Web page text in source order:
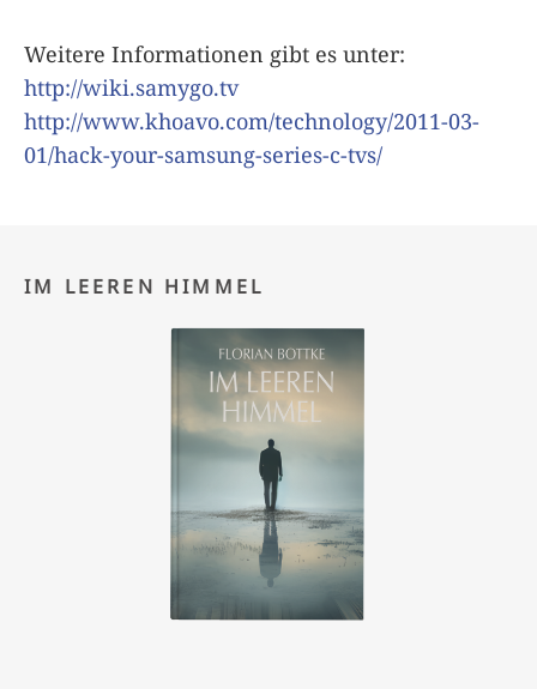
Weitere Informationen gibt es unter:
http://wiki.samygo.tv
http://www.khoavo.com/technology/2011-03-
01/hack-your-samsung-series-c-tvs/
IM LEEREN HIMMEL